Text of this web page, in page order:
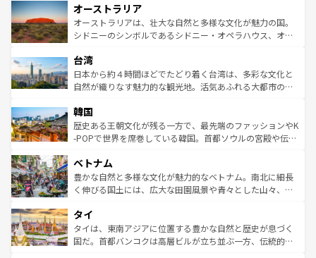
部のニューオーリンズでは、音楽と美食が融合した独特の
文化が魅力。旅行者はアメリカの各地域で異なる魅力を楽
しみながら、その多様性と豊かな歴史を感じることができ
ならではの贅沢な旅のスタイルだ。 なお、新着のアメリカ
情報はコンテンツ一覧を参照してほしい。
ワイ島は見逃せない。また、定番の観光地といえばオアフ
島だが、静かな自然を求めるならマウイ島やカウアイ島が
おすすめ。エメラルドグリーンに輝く海をはじめ、豊かな
れるおもてなしの心で訪れる人々を迎えてくれるハワイの
人々、おいしいローカルフードやハワイアンミュージッ
ク、伝統的なフラダンスなど、すべてがハワイの魅力を彩
ワイを、存分に味わってほしい。 なお、新着のハワイ情報
はコンテンツ一覧を参照してほしい。
オーストラリア
オーストラリアは、壮大な自然と多様な文化が魅力の国。
シドニーのシンボルであるシドニー・オペラハウス、オー
リアリーフや大陸中央部にそびえるウルル（エアーズロッ
ク）、タスマニアの美しい原生林やケアンズの熱帯雨林な
ど、見どころがたくさん。また、カフェやワイン、オージ
いる。アクティビティも充実しており、サーフィンやダイ
ビング、ハイキングなど、アウトドア好きにはたまらな
い。オーストラリアの多彩な魅力を存分に味わいつくそ
参照してほしい。
台湾
日本から約４時間ほどでたどり着く台湾は、多彩な文化と
自然が織りなす魅力的な観光地。活気あふれる大都市の台
ン）、静ひつな山岳地帯である台湾東部など、都市の喧騒
と山間の静けさが共存しており、訪れる人に新しい発見と
驚きをもたらしてくれる。また、奥深い台湾の食文化も魅
容にもいいと評判のスイーツなど、バラエティ豊かな料理
が味わえる。 なお、新着の台湾情報は コンテンツ一覧を参
照してほしい。
韓国
歴史ある王朝文化が残る一方で、最先端のファッションやK
-POPで世界を席巻している韓国。首都ソウルの宮殿や伝統
き、地方に足を延ばせば四季折々の自然美を楽しむことが
できる。そして、キムチや焼肉、絶品のストリートフード
まで、さまざまな韓国料理が待っている。夜には、韓国な
リティに包まれながら、韓国の多彩な魅力を心ゆくまで味
わってみてほしい。 なお、新着の韓国情報はコンテンツ一
覧を参照してほしい。
ベトナム
豊かな自然と多様な文化が魅力的なベトナム。南北に細長
く伸びる国土には、広大な田園風景や青々とした山々、世
急速な発展と共に伝統が息づく。ハノイの古い町並みやホ
ーチミン市のフランス統治時代の建物も、独特の雰囲気を
醸し出している。また、バラエティの豊かさとおいしさで
タイ
タイは、東南アジアに位置する豊かな自然と歴史が息づく
国だ。首都バンコクは高層ビルが立ち並ぶ一方、伝統的な